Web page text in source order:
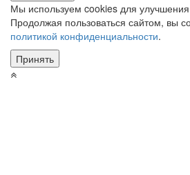
Мы используем cookies для
Продолжая пользоваться сайтом, вы
политикой конфиденциальности.
Принять